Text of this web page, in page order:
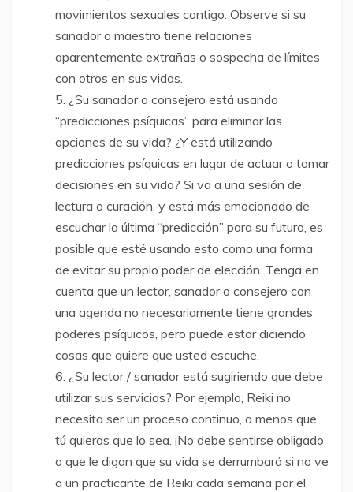
movimientos sexuales contigo. Observe si su
sanador o maestro tiene relaciones
aparentemente extrañas o sospecha de límites
con otros en sus vidas.
¿Su sanador o consejero está usando
“predicciones psíquicas” para eliminar las
opciones de su vida? ¿Y está utilizando
predicciones psíquicas en lugar de actuar o tomar
decisiones en su vida? Si va a una sesión de
lectura o curación, y está más emocionado de
escuchar la última “predicción” para su futuro, es
posible que esté usando esto como una forma
de evitar su propio poder de elección. Tenga en
cuenta que un lector, sanador o consejero con
una agenda no necesariamente tiene grandes
poderes psíquicos, pero puede estar diciendo
cosas que quiere que usted escuche.
¿Su lector / sanador está sugiriendo que debe
utilizar sus servicios? Por ejemplo, Reiki no
necesita ser un proceso continuo, a menos que
tú quieras que lo sea. ¡No debe sentirse obligado
o que le digan que su vida se derrumbará si no ve
a un practicante de Reiki cada semana por el